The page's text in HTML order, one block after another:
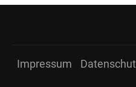
Impressum